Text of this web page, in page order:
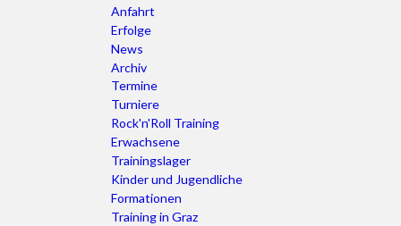
Anfahrt
Erfolge
News
Archiv
Termine
Turniere
Rock'n'Roll Training
Erwachsene
Trainingslager
Kinder und Jugendliche
Formationen
Training in Graz